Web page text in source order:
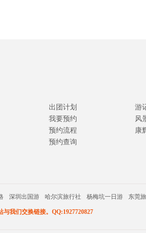
出团计划
我要预约
预约流程
预约查询
游
风
康
深圳出国游 哈尔滨旅行社 杨梅坑一日游 东莞
与我们交换链接。QQ:1927720827